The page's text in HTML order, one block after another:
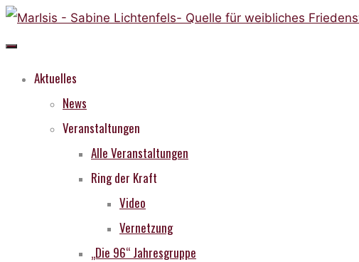
Skip
to
Aktuelles
News
Veranstaltungen
Alle Veranstaltungen
Ring der Kraft
Video
Vernetzung
„Die 96“ Jahresgruppe